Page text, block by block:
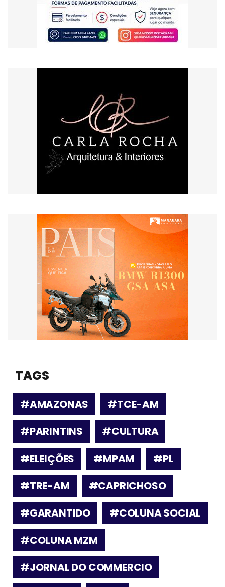
TAGS
#AMAZONAS
#TCE-AM
#PARINTINS
#CULTURA
#ELEIÇÕES
#MPAM
#PL
#TRE-AM
#CAPRICHOSO
#GARANTIDO
#COLUNA SOCIAL
#COLUNA MZM
#JORNAL DO COMMERCIO